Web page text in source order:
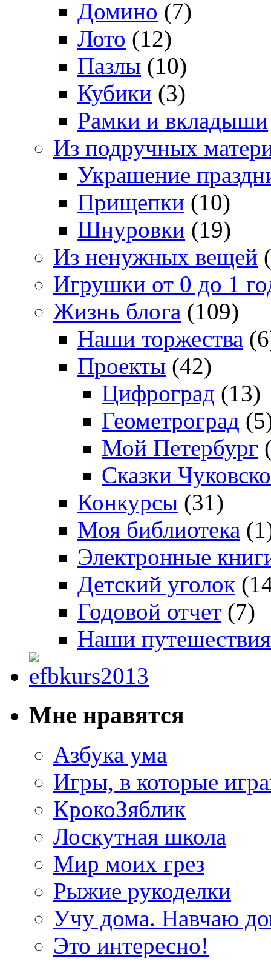
Домино (7)
Лото (12)
Пазлы (10)
Кубики (3)
Рамки и вкладыши
Из подручных
Украшение
Прищепки (10)
Шнуровки (19)
Из ненужных вещей
Игрушки от 0 до 1
Жизнь блога (109)
Наши торжества
Проекты (42)
Цифроград (13)
Геометроград
Мой Петербург
Сказки
Конкурсы (31)
Моя библиотека
Электронные
Детский уголок
Годовой отчет (7)
Наши путешествия
Мне нравятся
Азбука ума
Игры, в которые
КрокоЗяблик
Лоскутная школа
Мир моих грез
Рыжие рукоделки
Учу дома. Навчаю
Это интересно!